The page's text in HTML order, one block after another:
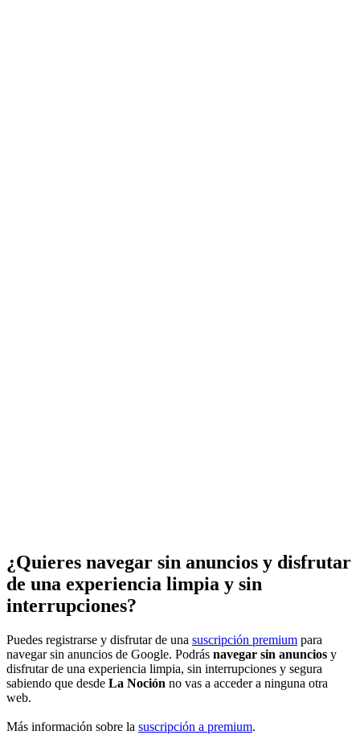
¿Quieres navegar sin anuncios y disfrutar
de una experiencia limpia y sin
interrupciones?
Puedes registrarse y disfrutar de una suscripción premium para
navegar sin anuncios de Google. Podrás navegar sin anuncios y
disfrutar de una experiencia limpia, sin interrupciones y segura
sabiendo que desde La Noción no vas a acceder a ninguna otra
web.
Más información sobre la suscripción a premium.